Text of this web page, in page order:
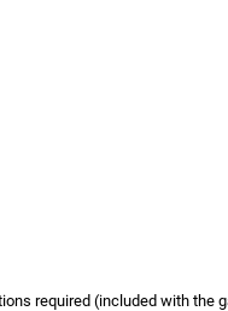
required (included with the